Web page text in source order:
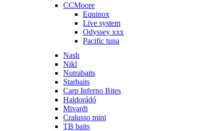
CCMoore
Equinox
Live system
Odyssey xxx
Pacific tuna
Nash
Nikl
Nutrabaits
Starbaits
Carp Inferno Bites
Haldorádó
Mivardi
Cralusso mini
TB baits